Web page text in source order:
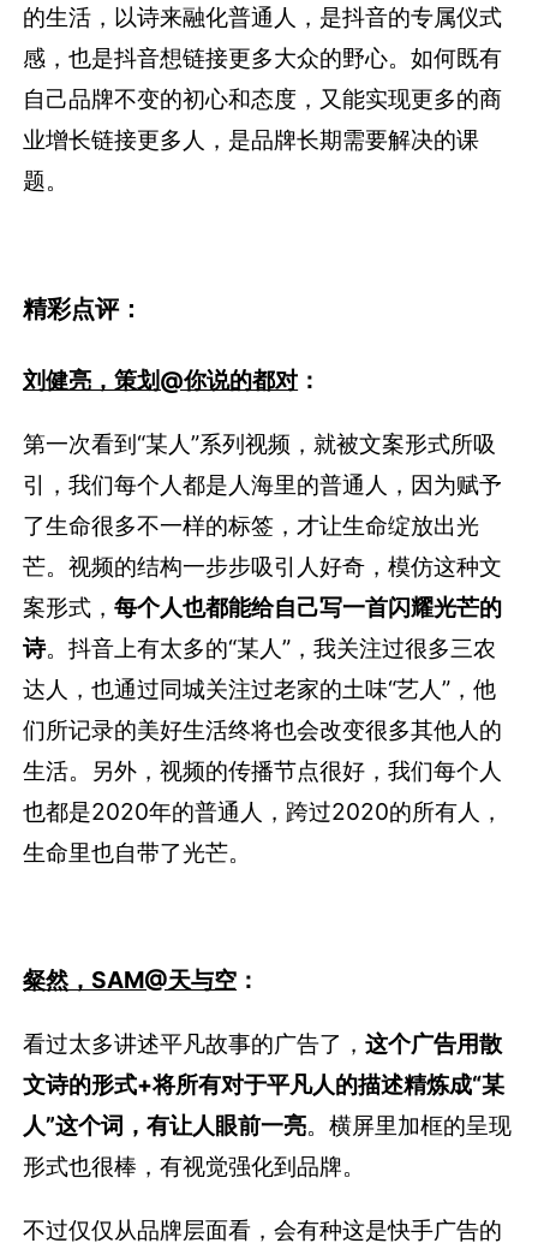
的生活，以诗来融化普通人，是抖音的专属仪式
感，也是抖音想链接更多大众的野心。如何既有
自己品牌不变的初心和态度，又能实现更多的商
业增长链接更多人，是品牌长期需要解决的课
题。
精彩点评：
刘健亮，策划@你说的都对 ：
第一次看到“某人”系列视频，就被文案形式所吸
引，我们每个人都是人海里的普通人，因为赋予
了生命很多不一样的标签，才让生命绽放出光
芒。视频的结构一步步吸引人好奇，模仿这种文
案形式，每个人也都能给自己写一首闪耀光芒的
诗。抖音上有太多的“某人”，我关注过很多三农
达人，也通过同城关注过老家的土味“艺人”，他
们所记录的美好生活终将也会改变很多其他人的
生活。另外，视频的传播节点很好，我们每个人
也都是2020年的普通人，跨过2020的所有人，
生命里也自带了光芒。
粲然，SAM@天与空 ：
看过太多讲述平凡故事的广告了，这个广告用散
文诗的形式+将所有对于平凡人的描述精炼成“某
人”这个词，有让人眼前一亮。横屏里加框的呈现
形式也很棒，有视觉强化到品牌。
不过仅仅从品牌层面看，会有种这是快手广告的